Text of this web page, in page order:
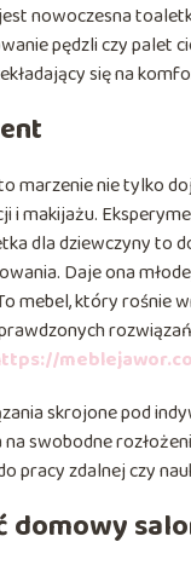
nowoczesna
pędzli czy palet
się na
marzenie nie tylko
i makijażu.
dla dziewczyny to
Daje ona
mebel, który rośnie
skrojone pod
swobodne
pracy zdalnej czy
domowy